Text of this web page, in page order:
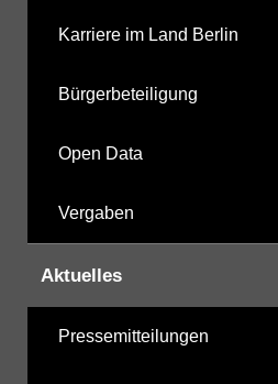
Karriere im Land Berlin
Bürgerbeteiligung
Open Data
Vergaben
Aktuelles
Pressemitteilungen